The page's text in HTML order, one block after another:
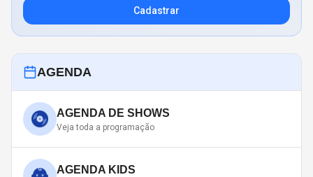
Cadastrar
AGENDA
AGENDA DE SHOWS
Veja toda a programação
AGENDA KIDS